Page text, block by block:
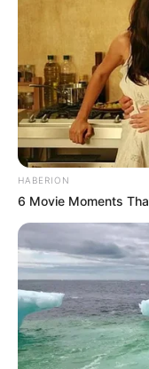
HABERION
6 Movie Moments